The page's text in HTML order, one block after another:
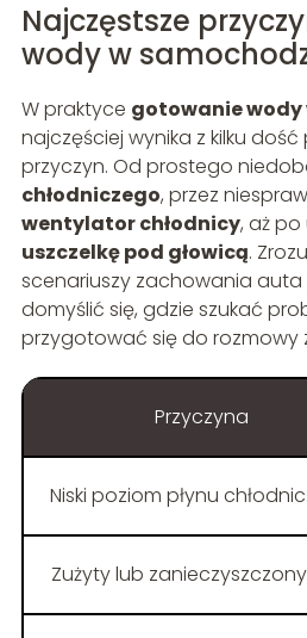
Najczęstsze
wody w
W praktyce gotowanie
najczęściej wynika z kilku
przyczyn. Od prostego
chłodniczego, przez
wentylator chłodnicy, aż
uszczelkę pod głowicą.
scenariuszy zachowania
domyślić się, gdzie szukać
przygotować się do rozmowy
Przyczyna
Niski poziom płynu
Zużyty lub